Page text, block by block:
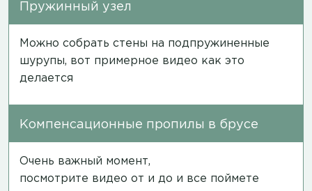
Пружинный узел
Можно собрать стены на подпружиненные
шурупы, вот примерное видео как это
делается
Компенсационные пропилы в брусе
Очень важный момент,
посмотрите видео от и до и все поймете